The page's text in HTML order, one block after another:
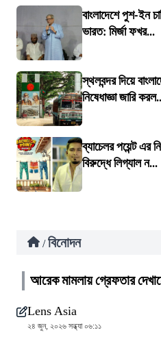
বাংলাদেশে পুশ-ইন
ভারত: মির্জা ফখর...
স্থলবন্দর দিয়ে
নিষেধাজ্ঞা জারি
ব্যাচেলর পয়েন্ট এর
বিরুদ্ধে লিগ্যাল ন...
/ বিনোদন
আরেক মামলায় গ্রেফতার
Lens Asia
২৪ জুন, ২০২৬ সন্ধ্যা ০৬:১১